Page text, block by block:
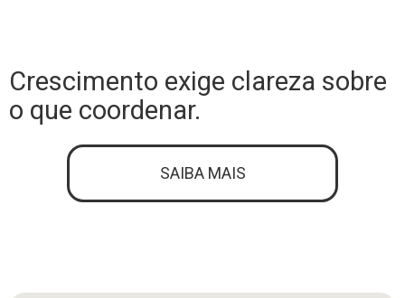
Crescimento exige clareza sobre
o que coordenar.
SAIBA MAIS